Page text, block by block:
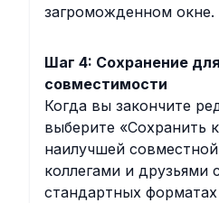
загроможденном окне.
Шаг 4: Сохранение
совместимости
Когда вы закончите
выберите «Сохранить
наилучшей
коллегами и друзьями
стандартных